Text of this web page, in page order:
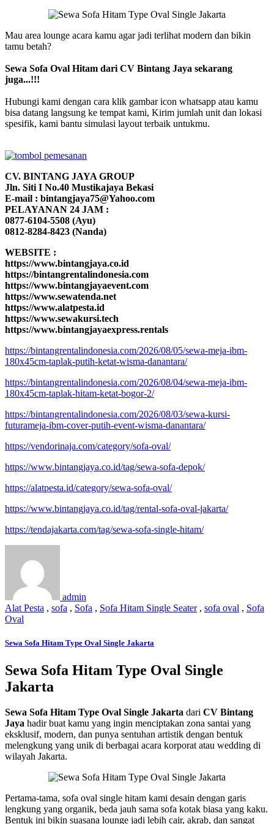
Mau area lounge acara kamu agar jadi terlihat modern dan bikin
tamu betah?
Sewa Sofa Oval Hitam dari CV Bintang Jaya sekarang
juga...!!!
Hubungi kami dengan cara klik gambar icon whatsapp atau kamu
bisa datang langsung ke tempat kami, Kirim jumlah unit dan lokasi
spesifik, kami bantu simulasi layout terbaik untukmu.
CV. BINTANG JAYA GROUP
Jln. Siti I No.40 Mustikajaya Bekasi
E-mail : bintangjaya75@Yahoo.com
PELAYANAN 24 JAM :
0877-6104-5508 (Ayu)
0812-8284-8423 (Nanda)
WEBSITE :
https://www.bintangjaya.co.id
https://bintangrentalindonesia.com
https://www.bintangjayaevent.com
https://www.sewatenda.net
https://www.alatpesta.id
https://www.sewakursi.tech
https://www.bintangjayaexpress.rentals
https://bintangrentalindonesia.com/2026/08/05/sewa-meja-ibm-
180x45cm-taplak-putih-ketat-wisma-danantara/
https://bintangrentalindonesia.com/2026/08/04/sewa-meja-ibm-
180x45cm-taplak-hitam-ketat-bogor-2/
https://bintangrentalindonesia.com/2026/08/03/sewa-kursi-
futurameja-ibm-cover-putih-event-wisma-danantara/
https://vendorinaja.com/category/sofa-oval/
https://www.bintangjaya.co.id/tag/sewa-sofa-depok/
https://alatpesta.id/category/sewa-sofa-oval/
https://www.bintangjaya.co.id/tag/rental-sofa-oval-jakarta/
https://tendajakarta.com/tag/sewa-sofa-single-hitam/
admin
Alat Pesta , sofa , Sofa , Sofa Hitam Single Seater, sofa oval , Sofa
Oval
Sewa Sofa Hitam Type Oval Single Jakarta
Sewa Sofa Hitam Type Oval Single
Jakarta
Sewa Sofa Hitam Type Oval Single Jakarta dari CV Bintang
Jaya hadir buat kamu yang ingin menciptakan zona santai yang
eksklusif, modern, dan punya sentuhan artistik dengan bentuk
melengkung yang unik di berbagai acara korporat atau wedding di
wilayah Jakarta.
Pertama-tama, sofa oval single hitam kami desain dengan garis
lengkung yang organik, beda jauh sama sofa kotak biasa yang kaku.
Bentuk ini bikin suasana lounge jadi lebih cair, akrab, dan sangat